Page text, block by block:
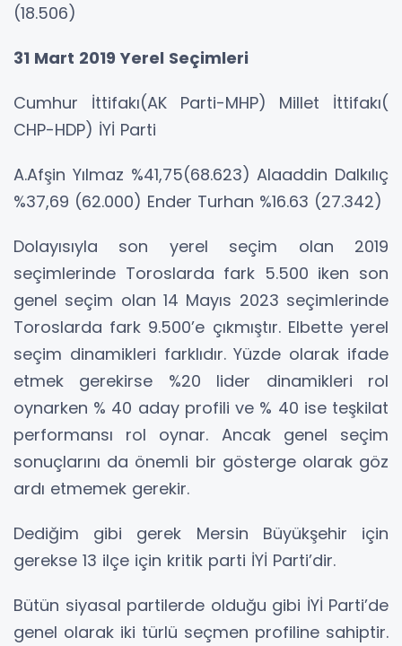
(18.506)
31 Mart 2019 Yerel Seçimleri
Cumhur İttifakı(AK Parti-MHP) Millet İttifakı(
CHP-HDP) İYİ Parti
A.Afşin Yılmaz %41,75(68.623) Alaaddin Dalkılıç
%37,69 (62.000) Ender Turhan %16.63 (27.342)
Dolayısıyla son yerel seçim olan 2019
seçimlerinde Toroslarda fark 5.500 iken son
genel seçim olan 14 Mayıs 2023 seçimlerinde
Toroslarda fark 9.500’e çıkmıştır. Elbette yerel
seçim dinamikleri farklıdır. Yüzde olarak ifade
etmek gerekirse %20 lider dinamikleri rol
oynarken % 40 aday profili ve % 40 ise teşkilat
performansı rol oynar. Ancak genel seçim
sonuçlarını da önemli bir gösterge olarak göz
ardı etmemek gerekir.
Dediğim gibi gerek Mersin Büyükşehir için
gerekse 13 ilçe için kritik parti İYİ Parti’dir.
Bütün siyasal partilerde olduğu gibi İYİ Parti’de
genel olarak iki türlü seçmen profiline sahiptir.